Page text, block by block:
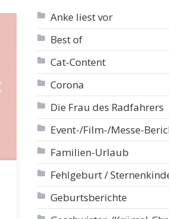
Anke liest vor
Best of
Cat-Content
Corona
Die Frau des Radfahrers
Event-/Film-/Messe-
Familien-Urlaub
Fehlgeburt /
Geburtsberichte